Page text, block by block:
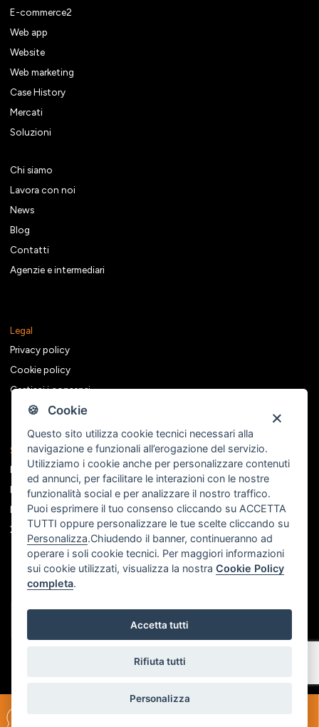
🍪 Cookie
Questo sito utilizza cookie tecnici necessari alla
navigazione e funzionali all’erogazione del servizio.
Utilizziamo i cookie anche per personalizzare contenuti
ed annunci, per facilitare le interazioni con le nostre
funzionalità social e per analizzare il nostro traffico.
Puoi esprimere il tuo consenso cliccando su ACCETTA
TUTTI oppure personalizzare le tue scelte cliccando su
Personalizza.Chiudendo il banner, continueranno ad
operare i soli cookie tecnici. Per maggiori informazioni
sui cookie utilizzati, visualizza la nostraCookie Policy
completa.
Accetta tutti
Rifiuta tutti
Personalizza
E-commerce2
Web app
Website
Web marketing
Case History
Mercati
Soluzioni
Chi siamo
Lavora con noi
News
Blog
Contatti
Agenzie e intermediari
Legal
Privacy policy
Cookie policy
Gestisci i consensi
Seguici sui social
Facebook
Instagram
Linkedin
X